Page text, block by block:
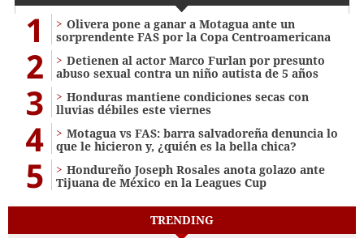
1
Olivera pone a ganar a Motagua ante un
sorprendente FAS por la Copa Centroamericana
2
Detienen al actor Marco Furlan por presunto
abuso sexual contra un niño autista de 5 años
3
Honduras mantiene condiciones secas con
lluvias débiles este viernes
4
Motagua vs FAS: barra salvadoreña denuncia lo
que le hicieron y, ¿quién es la bella chica?
5
Hondureño Joseph Rosales anota golazo ante
Tijuana de México en la Leagues Cup
TRENDING